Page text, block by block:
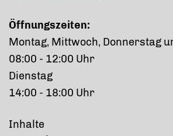
Öffnungszeiten:
Montag, Mittwoch, Donnerstag
08:00 - 12:00 Uhr
Dienstag
14:00 - 18:00 Uhr
Inhalte